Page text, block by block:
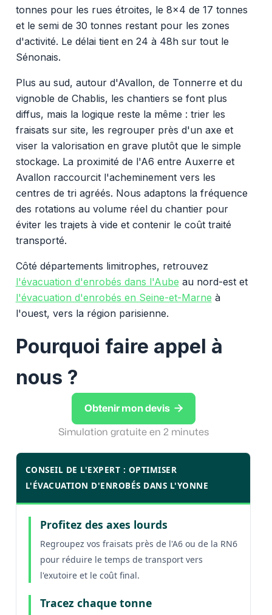
tonnes pour les rues étroites, le 8x4 de 17 tonnes
et le semi de 30 tonnes restant pour les zones
d'activité. Le délai tient en 24 à 48h sur tout le
Sénonais.
Plus au sud, autour d'Avallon, de Tonnerre et du
vignoble de Chablis, les chantiers se font plus
diffus, mais la logique reste la même : trier les
fraisats sur site, les regrouper près d'un axe et
viser la valorisation en grave plutôt que le simple
stockage. La proximité de l'A6 entre Auxerre et
Avallon raccourcit l'acheminement vers les
centres de tri agréés. Nous adaptons la fréquence
des rotations au volume réel du chantier pour
éviter les trajets à vide et contenir le coût traité
transporté.
Côté départements limitrophes, retrouvez
l'évacuation d'enrobés dans l'Aube au nord-est et
l'évacuation d'enrobés en Seine-et-Marne à
l'ouest, vers la région parisienne.
Pourquoi faire appel à
nous ?
Obtenir mon devis 
Simulation gratuite en 2 minutes
CONSEIL DE L'EXPERT : OPTIMISER
L'ÉVACUATION D'ENROBÉS DANS L'YONNE
Profitez des axes lourds
Regroupez vos fraisats près de l'A6 ou de la RN6
pour réduire le temps de transport vers
l'exutoire et le coût final.
Tracez chaque tonne